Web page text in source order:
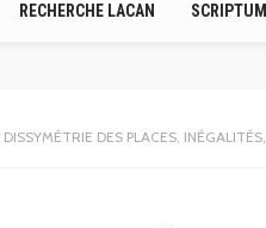
RECHERCHE LACAN SCRIPTUM
DES PLACES, INÉGALITÉS, WOKISME ETC.